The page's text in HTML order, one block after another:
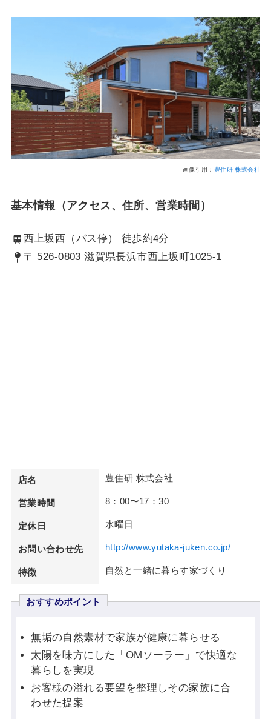
画像引用： 豊住研 株式会社
基本情報（アクセス、住所、営業時間）
西上坂西（バス停） 徒歩約4分
〒 526-0803 滋賀県長浜市西上坂町1025-1
店名 豊住研 株式会社
営業時間 8：00〜17：30
定休日 水曜日
お問い合わせ先 http://www.yutaka-juken.co.jp/
特徴 自然と一緒に暮らす家づくり
おすすめポイント
無垢の自然素材で家族が健康に暮らせる
太陽を味方にした「OMソーラー」で快適な
暮らしを実現
お客様の溢れる要望を整理しその家族に合
わせた提案